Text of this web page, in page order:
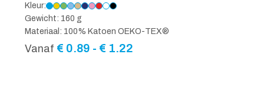
Kleur:
Gewicht: 160 g
Materiaal: 100% Katoen OEKO-TEX®
Vanaf € 0.89 - € 1.22